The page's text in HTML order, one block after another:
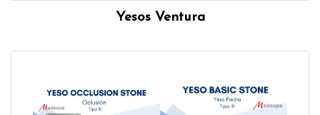
Yesos Ventura